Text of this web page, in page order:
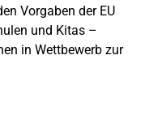
Vorgaben der EU
und Kitas –
in Wettbewerb zur